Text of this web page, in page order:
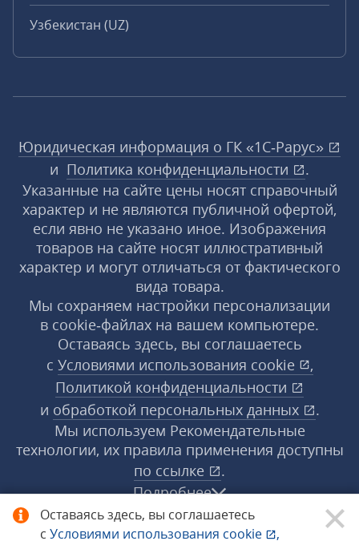
Оставаясь здесь, вы соглашаетесь
с Условиями использования cookie ,
Узбекистан (UZ)
Юридическая информация о ГК «1С‑Рарус»
и Политика конфиденциальности
.
Указанные на сайте цены носят справочный
характер и не являются публичной офертой,
если явно не указано иное. Изображения
товаров на сайте носят иллюстративный
характер и могут отличаться от фактического
вида товара.
Мы сохраняем настройки персонализации
в cookie‑файлах на вашем компьютере.
Оставаясь здесь, вы соглашаетесь
с Условиями использования cookie
,
Политикой конфиденциальности
и обработкой персональных данных
.
Мы используем Рекомендательные
технологии, их правила применения доступны
по ссылке
.
Подробнее